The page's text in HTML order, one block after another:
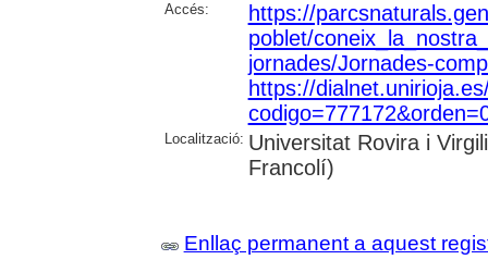
Accés:
https://
poblet/
jornades/Jornades-
https://
Localització: Universitat Rovira i
Francolí)
Enllaç permanent a aquest